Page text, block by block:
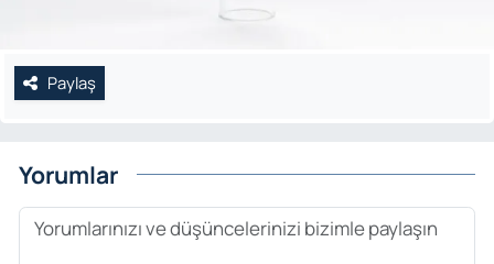
Paylaş
Yorumlar